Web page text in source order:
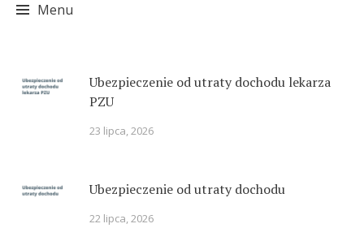
Menu
to
Ubezpieczenie od utraty dochodu lekarza
PZU
23 lipca, 2026
Ubezpieczenie od utraty dochodu
22 lipca, 2026